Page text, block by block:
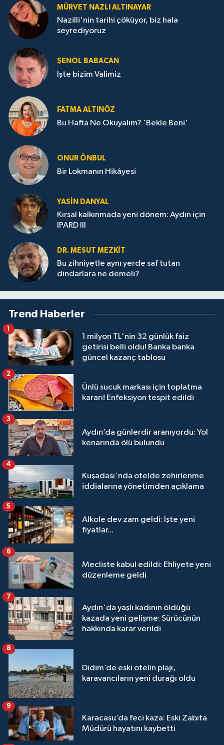
MÜRVET NAZLI ALTINAYAR
Nazilli'nin tarihi çöküyor, biz hala
seyrediyoruz
ŞENOL BABACAN
İşte bizim Valimiz
FATMA ALTINÖZ
Bu Hafta Ne Okuyalım? 'Bekle Beni'
ONUR ÖNBUL
Bir Lokmanın Hikâyesi
YASIN DANYAL
Kırsal kalkınmada yeni dönem: Aydın için
IPARD III
DR. MESUT MEZKIT
Bu zihniyetle aynı yerde saf tutan
dindarlara ne demeli?
Trend Haberler
1 milyon TL'nin 32 günlük faiz
getirisi belli oldu! Banka banka
güncel kazanç tablosu
1
Ünlü sucuk markası için toplatma
kararı! Enfeksiyon tespit edildi
2
Aydın’da günlerdir aranıyordu: Yol
kenarında ölü bulundu
3
Kuşadası'nda otelde zehirlenme
iddialarına yönetimden açıklama
4
Alkole dev zam geldi: İşte yeni
fiyatlar...
5
Mecliste kabul edildi: Ehliyete yeni
düzenleme geldi
6
Aydın'da yaşlı kadının öldüğü
kazada yeni gelişme: Sürücünün
hakkında karar verildi
7
Didim’de eski otelin plajı,
karavancıların yeni durağı oldu
8
Karacasu’da feci kaza: Eski Zabıta
Müdürü hayatını kaybetti
9